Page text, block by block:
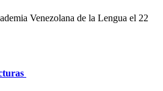
Venezolana de la Lengua el 22